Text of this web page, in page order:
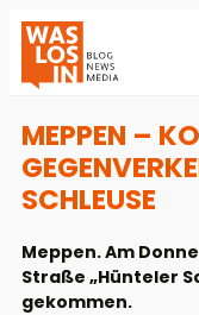
MEPPEN –
SCHLEUSE
Meppen. Am
Straße „Hünteler
gekommen.